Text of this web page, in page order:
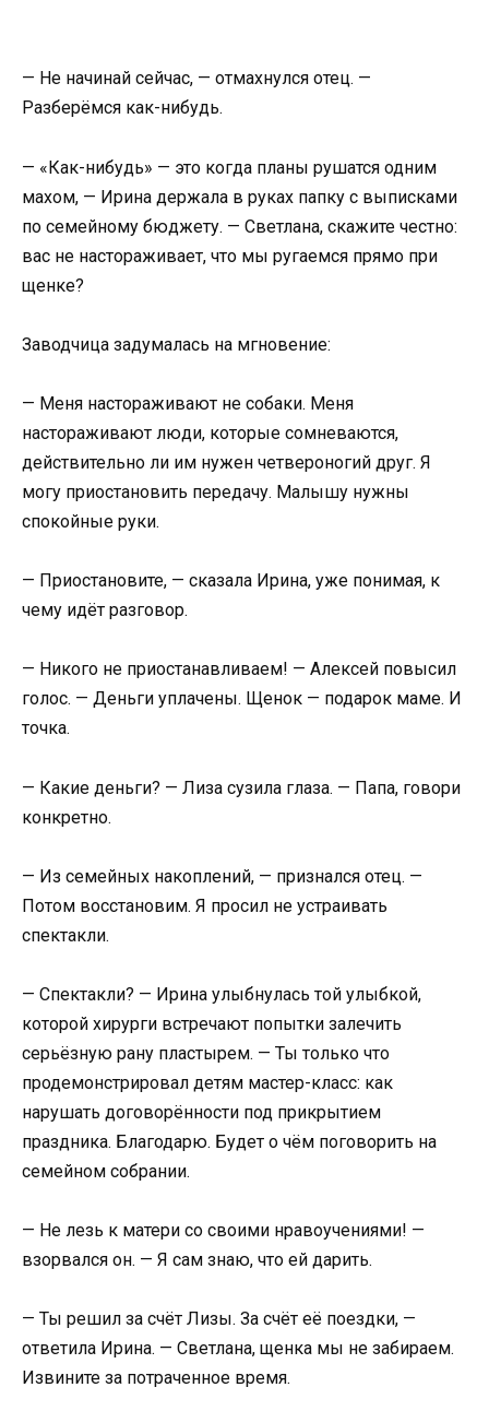
— Не начинай сейчас, — отмахнулся отец. —
Разберёмся как-нибудь.
— «Как-нибудь» — это когда планы рушатся одним
махом, — Ирина держала в руках папку с выписками
по семейному бюджету. — Светлана, скажите честно:
вас не настораживает, что мы ругаемся прямо при
щенке?
Заводчица задумалась на мгновение:
— Меня настораживают не собаки. Меня
настораживают люди, которые сомневаются,
действительно ли им нужен четвероногий друг. Я
могу приостановить передачу. Малышу нужны
спокойные руки.
— Приостановите, — сказала Ирина, уже понимая, к
чему идёт разговор.
— Никого не приостанавливаем! — Алексей повысил
голос. — Деньги уплачены. Щенок — подарок маме. И
точка.
— Какие деньги? — Лиза сузила глаза. — Папа, говори
конкретно.
— Из семейных накоплений, — признался отец. —
Потом восстановим. Я просил не устраивать
спектакли.
— Спектакли? — Ирина улыбнулась той улыбкой,
которой хирурги встречают попытки залечить
серьёзную рану пластырем. — Ты только что
продемонстрировал детям мастер-класс: как
нарушать договорённости под прикрытием
праздника. Благодарю. Будет о чём поговорить на
семейном собрании.
— Не лезь к матери со своими нравоучениями! —
взорвался он. — Я сам знаю, что ей дарить.
— Ты решил за счёт Лизы. За счёт её поездки, —
ответила Ирина. — Светлана, щенка мы не забираем.
Извините за потраченное время.